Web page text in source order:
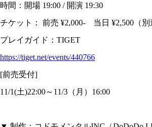
時間：開場 19:00 / 開演 19:30
チケット： 前売 ¥2,000- 当日 ¥2,500（別
プレイガイド：TIGET
https://tiget.net/events/440766
[前売受付]
11/1(土)22:00～11/3（月）16:00